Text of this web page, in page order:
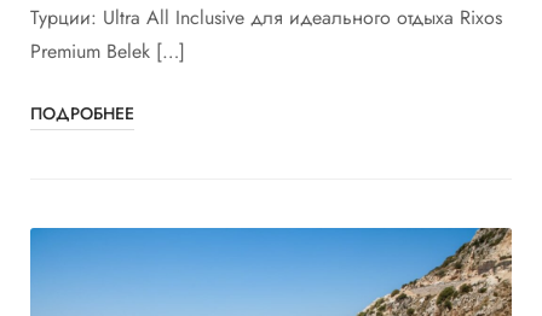
Турции: Ultra All Inclusive для идеального отдыха Rixos
Premium Belek […]
ПОДРОБНЕЕ